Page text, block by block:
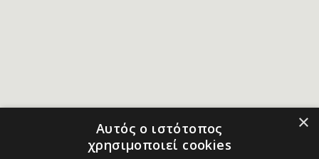
×
Αυτός ο ιστότοπος
χρησιμοποιεί cookies